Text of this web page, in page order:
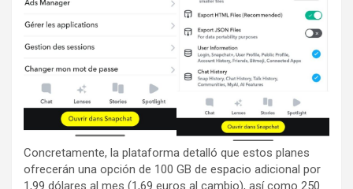
Concretamente, la plataforma detalló que estos planes
ofrecerán una opción de 100 GB de espacio adicional por
1,99 dólares al mes (1,69 euros al cambio), así como 250